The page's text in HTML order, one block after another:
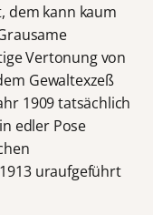
dem kann kaum
Vertonung von
Gewaltexzeß
1909 tatsächlich
edler Pose
uraufgeführt